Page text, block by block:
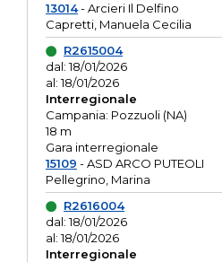
13014- Arcieri Il Delfino
Capretti, Manuela Cecilia
R2615004
dal: 18/01/2026
al: 18/01/2026
Interregionale
Campania: Pozzuoli (NA)
18 m
Gara interregionale
15109 - ASD ARCO PUTEOLI
Pellegrino, Marina
R2616004
dal: 18/01/2026
al: 18/01/2026
Interregionale